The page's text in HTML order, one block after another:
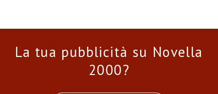
La tua pubblicità su Novella
2000?